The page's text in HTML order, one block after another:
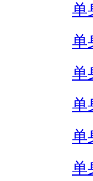
单
单
单
单
单
单